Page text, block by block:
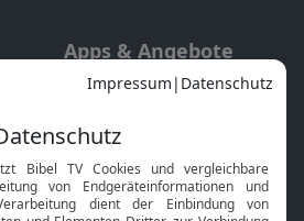
Apps & Angebote
Mobile App
Smart TV
HbbTV